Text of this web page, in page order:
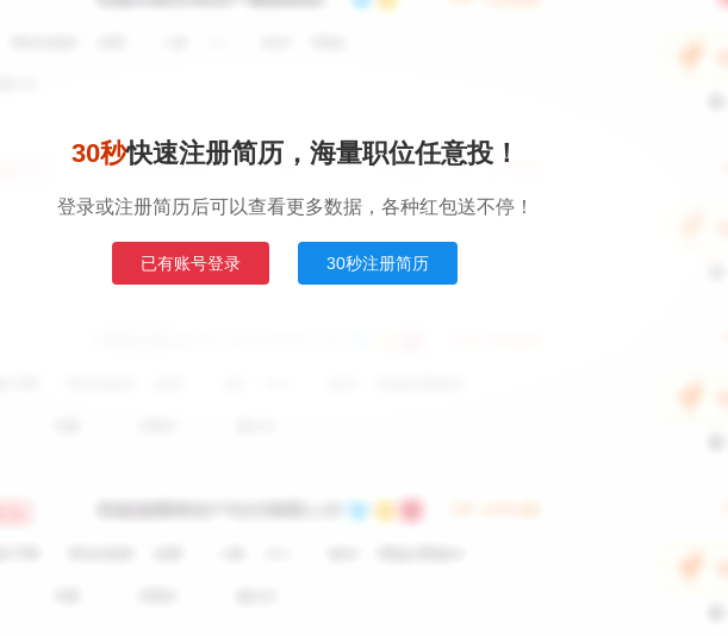
30秒快速注册简历，海量职位任意投！
登录或注册简历后可以查看更多数据，各种红包送不停！
已有账号登录 30秒注册简历